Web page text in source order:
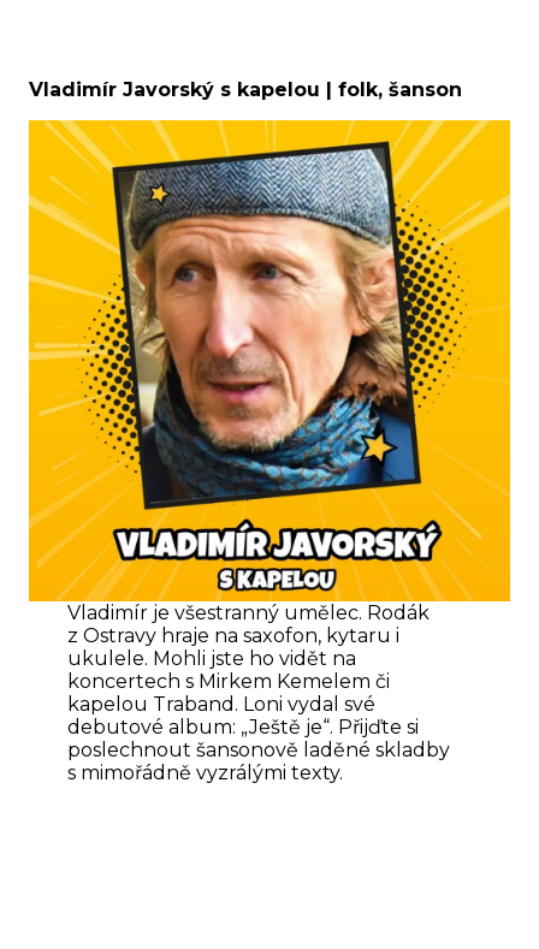
Vladimír Javorský s kapelou | folk, šanson
Vladimír je všestranný umělec. Rodák
z Ostravy hraje na saxofon, kytaru i
ukulele. Mohli jste ho vidět na
koncertech s Mirkem Kemelem či
kapelou Traband. Loni vydal své
debutové album: „Ještě je“. Přijďte si
poslechnout šansonově laděné skladby
s mimořádně vyzrálými texty.